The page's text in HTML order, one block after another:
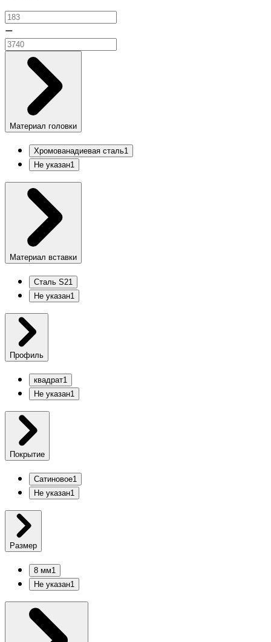
—
Материал головки
Хромованадиевая сталь1
Не указан1
Материал вставки
Сталь S21
Не указан1
Профиль
квадрат1
Не указан1
Покрытие
Сатиновое1
Не указан1
Размер
8 мм1
Не указан1